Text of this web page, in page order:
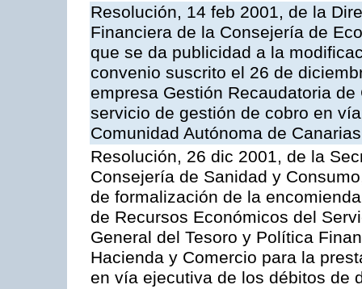
Resolución, 14 feb 2001, de la
Financiera de la Consejería de
que se da publicidad a la
convenio suscrito el 26 de
empresa Gestión Recaudatoria
servicio de gestión de cobro en
Comunidad Autónoma de Canarias
Resolución, 26 dic 2001, de la
Consejería de Sanidad y
de formalización de la
de Recursos Económicos del
General del Tesoro y Política
Hacienda y Comercio para la
en vía ejecutiva de los débitos de